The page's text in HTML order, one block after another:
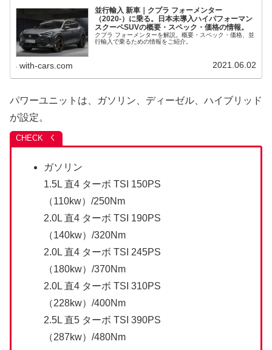
並行輸入 新車｜クプラ フォーメンター
（2020-）に乗る。日本未導入ハイパフォーマン
スクーペSUVの概要・スペック・価格の情報。
クプラ フォーメンターを解説。概要・スペック・価格、並
行輸入で乗るための情報をご紹介。
with-cars.com 2021.06.02
パワーユニットは、ガソリン、ディーゼル、ハイブリッド
が設定。
ガソリン
1.5L 直4 ターボ TSI 150PS
（110kw）/250Nm
2.0L 直4 ターボ TSI 190PS
（140kw）/320Nm
2.0L 直4 ターボ TSI 245PS
（180kw）/370Nm
2.0L 直4 ターボ TSI 310PS
（228kw）/400Nm
2.5L 直5 ターボ TSI 390PS
（287kw）/480Nm